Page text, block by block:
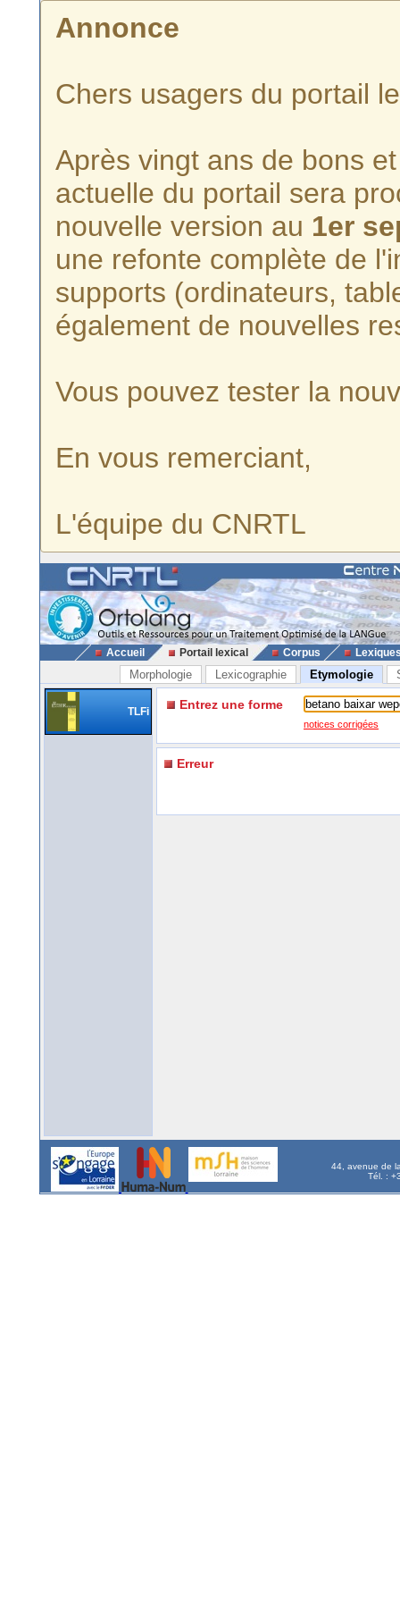
Annonce
Chers usagers du portail
Après vingt ans de bons
actuelle du portail sera
nouvelle version au 1er
une refonte complète de
supports (ordinateurs,
également de nouvelles
Vous pouvez tester la
En vous remerciant,
L'équipe du CNRTL
Accueil Portail lexical Corpus
Morphologie Lexicographie Etymologie
TLFi Entrez une forme
notices corrigées
Erreur
44, avenue de
Tél. :